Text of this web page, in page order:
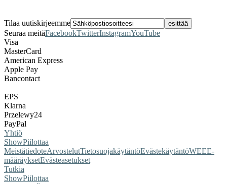
Tilaa uutiskirjeemme
Seuraa meitäFacebookTwitterInstagramYouTube
Visa
MasterCard
American Express
Apple Pay
Bancontact
EPS
Klarna
Przelewy24
PayPal
Yhtiö
ShowPiilottaa
MeistätiedoteArvostelutTietosuojakäytäntöEvästekäytäntöWEEE-
määräyksetEvästeasetukset
Tutkia
ShowPiilottaa